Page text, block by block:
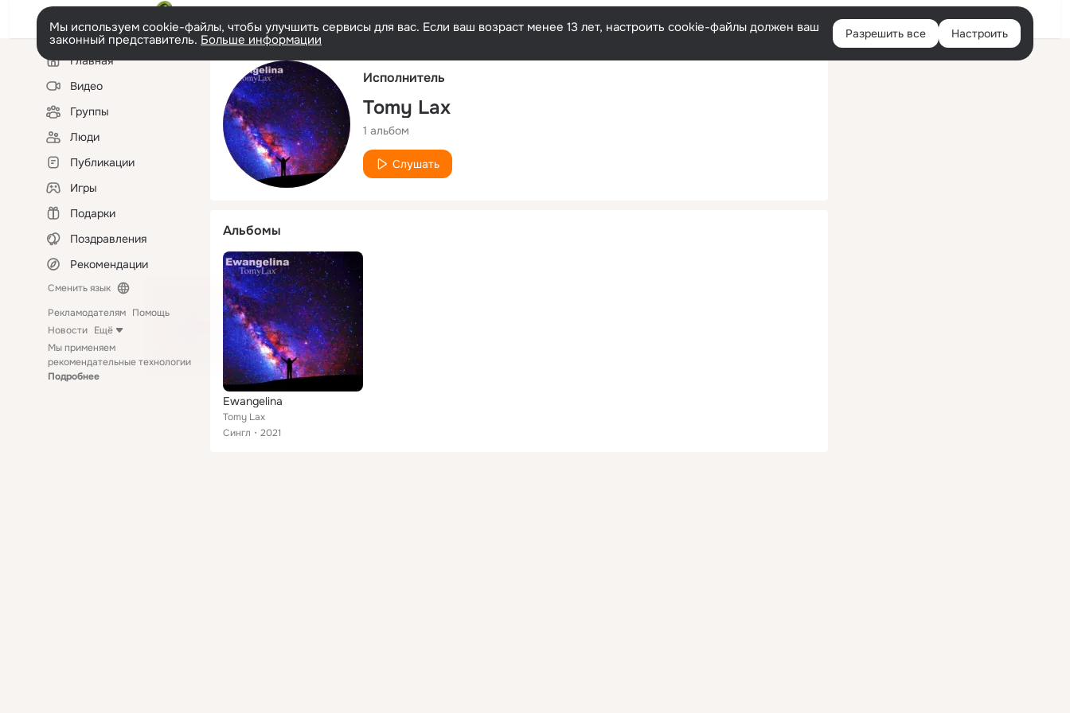
Русский Войти
Мы используем cookie-файлы, чтобы улучшить сервисы для вас. Если ваш возраст менее 13 лет, настроить cookie-файлы должен ваш
законный представитель. Больше информации Разрешить все Настроить
Левая
колонкаГлавная
Видео
Группы
Люди
Публикации
Игры
Подарки
Поздравления
Рекомендации
Сменить язык
Рекламодателям Помощь
Новости Ещё
Мы применяем
рекомендательные технологии
Подробнее
Исполнитель
Tomy Lax
1 альбом
Слушать
Альбомы
Ewangelina
Tomy Lax
Сингл
2021